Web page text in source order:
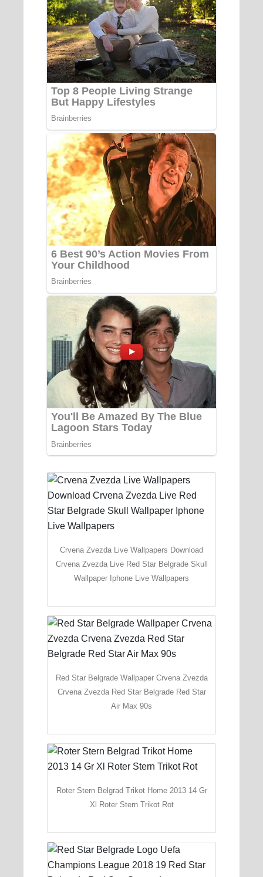
Crvena Zvezda Live Wallpapers Download
Crvena Zvezda Live Red Star Belgrade Skull
Wallpaper Iphone Live Wallpapers
Red Star Belgrade Wallpaper Crvena Zvezda
Crvena Zvezda Red Star Belgrade Red Star
Air Max 90s
Roter Stern Belgrad Trikot Home 2013 14 Gr
Xl Roter Stern Trikot Rot